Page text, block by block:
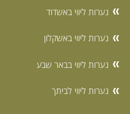
נערות ליווי באשדוד
נערות ליווי באשקלון
נערות ליווי בבאר שבע
נערות ליווי לביתך